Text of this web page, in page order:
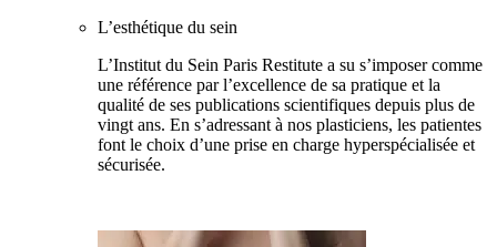
L’esthétique du sein
L’Institut du Sein Paris Restitute a su s’imposer comme
une référence par l’excellence de sa pratique et la
qualité de ses publications scientifiques depuis plus de
vingt ans. En s’adressant à nos plasticiens, les patientes
font le choix d’une prise en charge hyperspécialisée et
sécurisée.